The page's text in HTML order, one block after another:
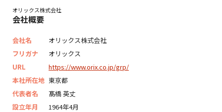
オリックス株式会社
会社概要
会社名
オリックス株式会社
フリガナ
オリックス
URL
https://www.orix.co.jp/grp/
本社所在地 東京都
代表者名
髙橋 英丈
設立年月
1964年4月